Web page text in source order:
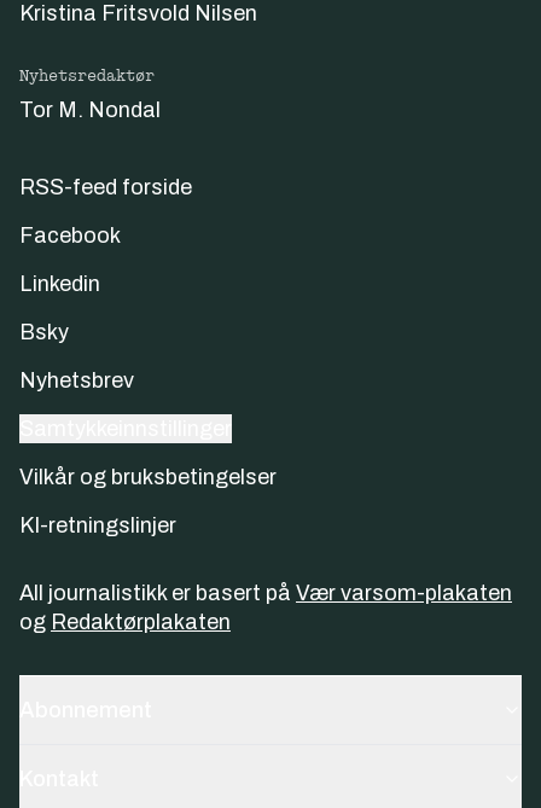
Kristina Fritsvold Nilsen
Nyhetsredaktør
Tor M. Nondal
RSS-feed forside
Facebook
Linkedin
Bsky
Nyhetsbrev
Vilkår og bruksbetingelser
KI-retningslinjer
All journalistikk er basert på Vær varsom-plakaten
og Redaktørplakaten